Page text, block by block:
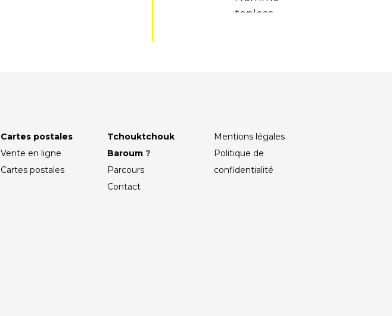
Cartes postales
Vente en ligne
Cartes postales
Tchouktchouk
Baroum ?
Parcours
Contact
Mentions légales
Politique de
confidentialité